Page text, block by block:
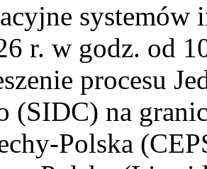
r. w godz. od
procesu
(SIDC) na
Polska